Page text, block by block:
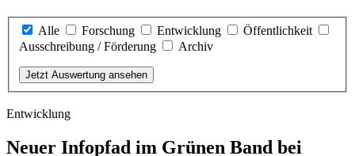
Alle Forschung Entwicklung
Öffentlichkeit
Ausschreibung / Förderung
Archiv
Jetzt Auswertung ansehen
Entwicklung
Neuer Infopfad im Grünen Band bei